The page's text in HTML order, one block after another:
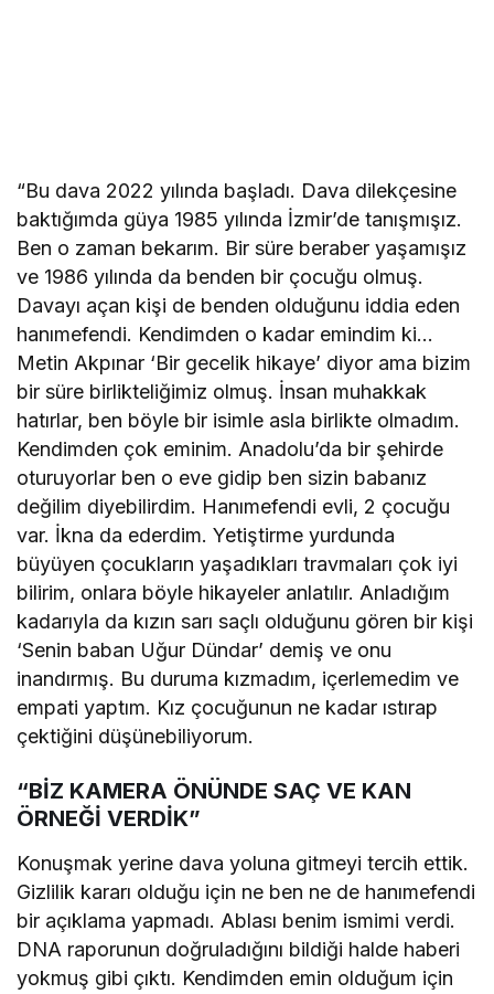
“Bu dava 2022 yılında başladı. Dava dilekçesine
baktığımda güya 1985 yılında İzmir’de tanışmışız.
Ben o zaman bekarım. Bir süre beraber yaşamışız
ve 1986 yılında da benden bir çocuğu olmuş.
Davayı açan kişi de benden olduğunu iddia eden
hanımefendi. Kendimden o kadar emindim ki…
Metin Akpınar ‘Bir gecelik hikaye’ diyor ama bizim
bir süre birlikteliğimiz olmuş. İnsan muhakkak
hatırlar, ben böyle bir isimle asla birlikte olmadım.
Kendimden çok eminim. Anadolu’da bir şehirde
oturuyorlar ben o eve gidip ben sizin babanız
değilim diyebilirdim. Hanımefendi evli, 2 çocuğu
var. İkna da ederdim. Yetiştirme yurdunda
büyüyen çocukların yaşadıkları travmaları çok iyi
bilirim, onlara böyle hikayeler anlatılır. Anladığım
kadarıyla da kızın sarı saçlı olduğunu gören bir kişi
‘Senin baban Uğur Dündar’ demiş ve onu
inandırmış. Bu duruma kızmadım, içerlemedim ve
empati yaptım. Kız çocuğunun ne kadar ıstırap
çektiğini düşünebiliyorum.
“BİZ KAMERA ÖNÜNDE SAÇ VE KAN
ÖRNEĞİ VERDİK”
Konuşmak yerine dava yoluna gitmeyi tercih ettik.
Gizlilik kararı olduğu için ne ben ne de hanımefendi
bir açıklama yapmadı. Ablası benim ismimi verdi.
DNA raporunun doğruladığını bildiği halde haberi
yokmuş gibi çıktı. Kendimden emin olduğum için